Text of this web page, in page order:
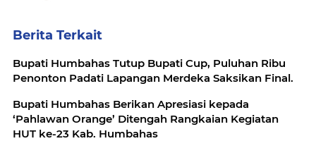
Berita Terkait
Bupati Humbahas Tutup Bupati Cup, Puluhan Ribu
Penonton Padati Lapangan Merdeka Saksikan Final.
Bupati Humbahas Berikan Apresiasi kepada
‘Pahlawan Orange’ Ditengah Rangkaian Kegiatan
HUT ke-23 Kab. Humbahas